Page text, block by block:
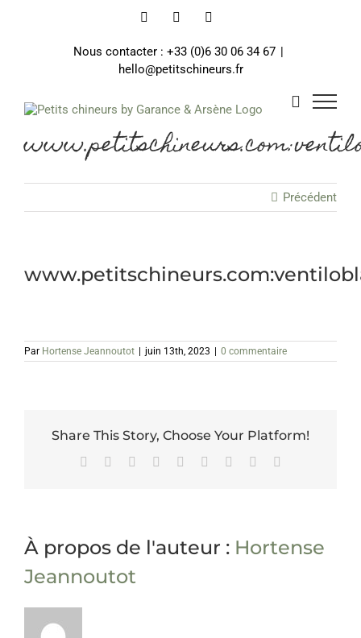
InstagramFacebook
Nous contacter : +33 (0)6 30 06 34 67 |
hello@petitschineurs.fr
Précédent
Par Hortense Jeannoutot juin 13th, 2023 0 commentaire
Share This Story, Choose Your Platform!
Facebook Reddit LinkedInWhatsApp
TumblrPinterest
À propos de l'auteur : Hortense
Jeannoutot